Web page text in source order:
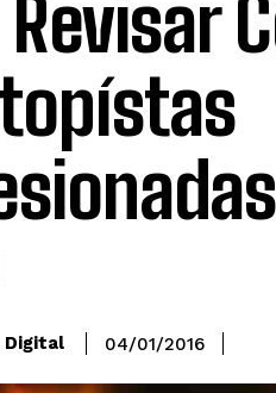
Digital 04/01/2016